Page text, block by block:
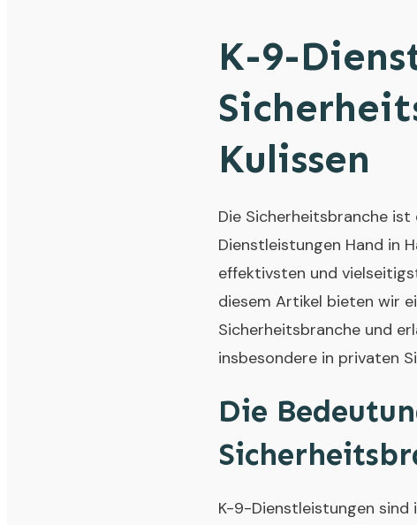
K-9-
Kulissen
Die Sicherheitsbranche
Dienstleistungen Hand in
effektivsten und
diesem Artikel bieten wir
Sicherheitsbranche und
insbesondere in privaten
Die
K-9-Dienstleistungen sind